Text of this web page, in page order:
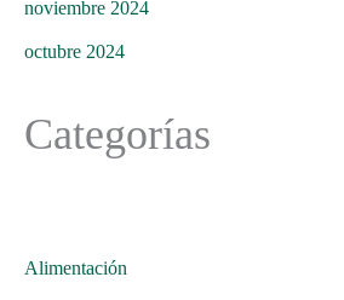
noviembre 2024
octubre 2024
Categorías
Alimentación